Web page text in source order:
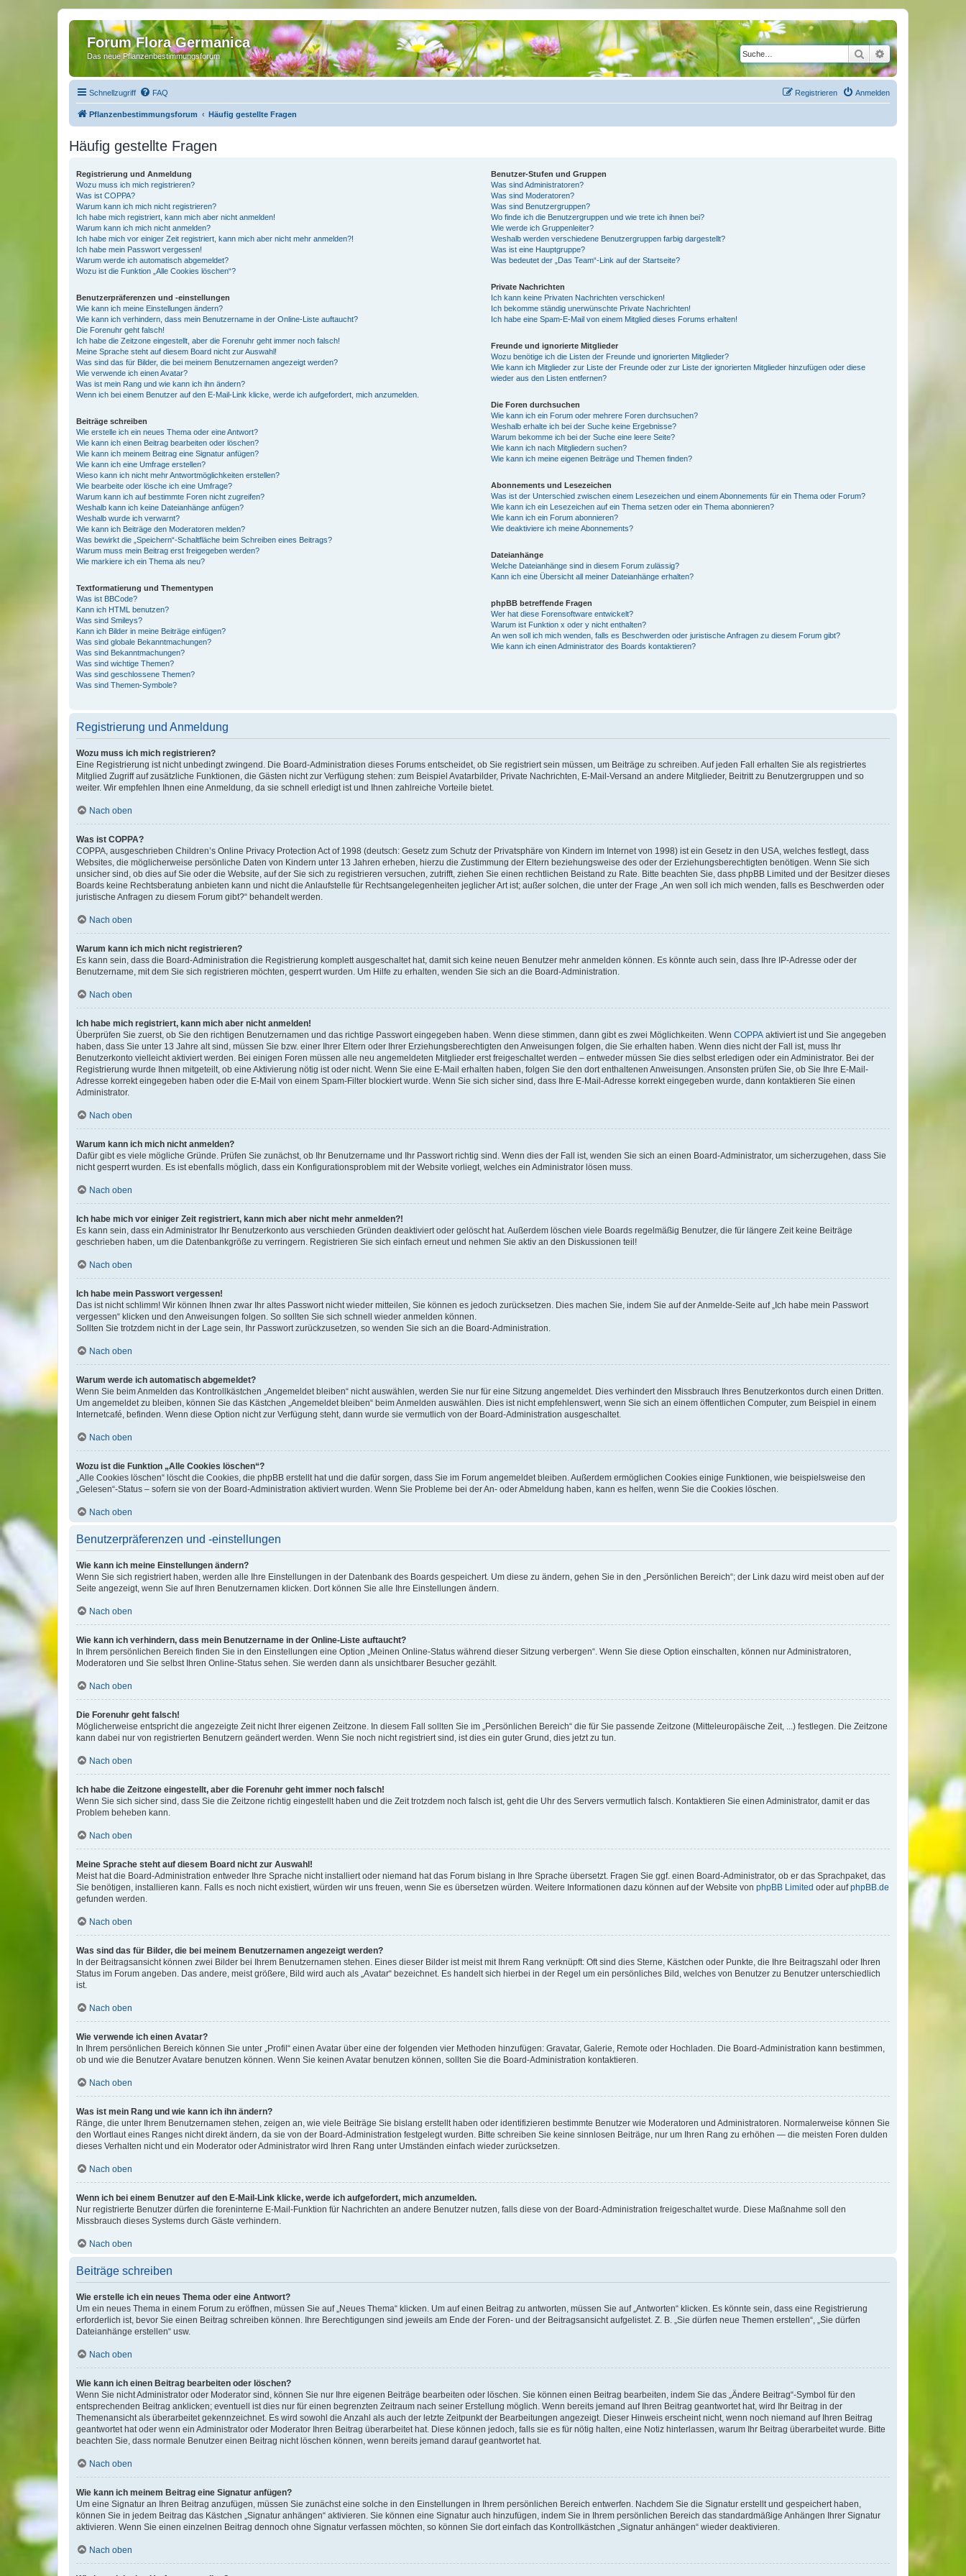
Forum Flora Germanica
Das neue Pflanzenbestimmungsforum SucheErweiterte Suche
Schnellzugriff FAQ Anmelden
Registrieren
Pflanzenbestimmungsforum Häufig gestellte Fragen
Häufig gestellte Fragen
Registrierung und Anmeldung
Wozu muss ich mich registrieren?
Was ist COPPA?
Warum kann ich mich nicht registrieren?
Ich habe mich registriert, kann mich aber nicht anmelden!
Warum kann ich mich nicht anmelden?
Ich habe mich vor einiger Zeit registriert, kann mich aber nicht mehr anmelden?!
Ich habe mein Passwort vergessen!
Warum werde ich automatisch abgemeldet?
Wozu ist die Funktion „Alle Cookies löschen“?
Benutzerpräferenzen und -einstellungen
Wie kann ich meine Einstellungen ändern?
Wie kann ich verhindern, dass mein Benutzername in der Online-Liste auftaucht?
Die Forenuhr geht falsch!
Ich habe die Zeitzone eingestellt, aber die Forenuhr geht immer noch falsch!
Meine Sprache steht auf diesem Board nicht zur Auswahl!
Was sind das für Bilder, die bei meinem Benutzernamen angezeigt werden?
Wie verwende ich einen Avatar?
Was ist mein Rang und wie kann ich ihn ändern?
Wenn ich bei einem Benutzer auf den E-Mail-Link klicke, werde ich aufgefordert, mich anzumelden.
Beiträge schreiben
Wie erstelle ich ein neues Thema oder eine Antwort?
Wie kann ich einen Beitrag bearbeiten oder löschen?
Wie kann ich meinem Beitrag eine Signatur anfügen?
Wie kann ich eine Umfrage erstellen?
Wieso kann ich nicht mehr Antwortmöglichkeiten erstellen?
Wie bearbeite oder lösche ich eine Umfrage?
Warum kann ich auf bestimmte Foren nicht zugreifen?
Weshalb kann ich keine Dateianhänge anfügen?
Weshalb wurde ich verwarnt?
Wie kann ich Beiträge den Moderatoren melden?
Was bewirkt die „Speichern“-Schaltfläche beim Schreiben eines Beitrags?
Warum muss mein Beitrag erst freigegeben werden?
Wie markiere ich ein Thema als neu?
Textformatierung und Thementypen
Was ist BBCode?
Kann ich HTML benutzen?
Was sind Smileys?
Kann ich Bilder in meine Beiträge einfügen?
Was sind globale Bekanntmachungen?
Was sind Bekanntmachungen?
Was sind wichtige Themen?
Was sind geschlossene Themen?
Was sind Themen-Symbole?
Benutzer-Stufen und Gruppen
Was sind Administratoren?
Was sind Moderatoren?
Was sind Benutzergruppen?
Wo finde ich die Benutzergruppen und wie trete ich ihnen bei?
Wie werde ich Gruppenleiter?
Weshalb werden verschiedene Benutzergruppen farbig dargestellt?
Was ist eine Hauptgruppe?
Was bedeutet der „Das Team“-Link auf der Startseite?
Private Nachrichten
Ich kann keine Privaten Nachrichten verschicken!
Ich bekomme ständig unerwünschte Private Nachrichten!
Ich habe eine Spam-E-Mail von einem Mitglied dieses Forums erhalten!
Freunde und ignorierte Mitglieder
Wozu benötige ich die Listen der Freunde und ignorierten Mitglieder?
Wie kann ich Mitglieder zur Liste der Freunde oder zur Liste der ignorierten Mitglieder hinzufügen oder diese
wieder aus den Listen entfernen?
Die Foren durchsuchen
Wie kann ich ein Forum oder mehrere Foren durchsuchen?
Weshalb erhalte ich bei der Suche keine Ergebnisse?
Warum bekomme ich bei der Suche eine leere Seite?
Wie kann ich nach Mitgliedern suchen?
Wie kann ich meine eigenen Beiträge und Themen finden?
Abonnements und Lesezeichen
Was ist der Unterschied zwischen einem Lesezeichen und einem Abonnements für ein Thema oder Forum?
Wie kann ich ein Lesezeichen auf ein Thema setzen oder ein Thema abonnieren?
Wie kann ich ein Forum abonnieren?
Wie deaktiviere ich meine Abonnements?
Dateianhänge
Welche Dateianhänge sind in diesem Forum zulässig?
Kann ich eine Übersicht all meiner Dateianhänge erhalten?
phpBB betreffende Fragen
Wer hat diese Forensoftware entwickelt?
Warum ist Funktion x oder y nicht enthalten?
An wen soll ich mich wenden, falls es Beschwerden oder juristische Anfragen zu diesem Forum gibt?
Wie kann ich einen Administrator des Boards kontaktieren?
Registrierung und Anmeldung
Wozu muss ich mich registrieren?
Eine Registrierung ist nicht unbedingt zwingend. Die Board-Administration dieses Forums entscheidet, ob Sie registriert sein müssen, um Beiträge zu schreiben. Auf jeden Fall erhalten Sie als registriertes
Mitglied Zugriff auf zusätzliche Funktionen, die Gästen nicht zur Verfügung stehen: zum Beispiel Avatarbilder, Private Nachrichten, E-Mail-Versand an andere Mitglieder, Beitritt zu Benutzergruppen und so
weiter. Wir empfehlen Ihnen eine Anmeldung, da sie schnell erledigt ist und Ihnen zahlreiche Vorteile bietet.
Nach oben
Was ist COPPA?
COPPA, ausgeschrieben Children’s Online Privacy Protection Act of 1998 (deutsch: Gesetz zum Schutz der Privatsphäre von Kindern im Internet von 1998) ist ein Gesetz in den USA, welches festlegt, dass
Websites, die möglicherweise persönliche Daten von Kindern unter 13 Jahren erheben, hierzu die Zustimmung der Eltern beziehungsweise des oder der Erziehungsberechtigten benötigen. Wenn Sie sich
unsicher sind, ob dies auf Sie oder die Website, auf der Sie sich zu registrieren versuchen, zutrifft, ziehen Sie einen rechtlichen Beistand zu Rate. Bitte beachten Sie, dass phpBB Limited und der Besitzer dieses
Boards keine Rechtsberatung anbieten kann und nicht die Anlaufstelle für Rechtsangelegenheiten jeglicher Art ist; außer solchen, die unter der Frage „An wen soll ich mich wenden, falls es Beschwerden oder
juristische Anfragen zu diesem Forum gibt?“ behandelt werden.
Nach oben
Warum kann ich mich nicht registrieren?
Es kann sein, dass die Board-Administration die Registrierung komplett ausgeschaltet hat, damit sich keine neuen Benutzer mehr anmelden können. Es könnte auch sein, dass Ihre IP-Adresse oder der
Benutzername, mit dem Sie sich registrieren möchten, gesperrt wurden. Um Hilfe zu erhalten, wenden Sie sich an die Board-Administration.
Nach oben
Ich habe mich registriert, kann mich aber nicht anmelden!
Überprüfen Sie zuerst, ob Sie den richtigen Benutzernamen und das richtige Passwort eingegeben haben. Wenn diese stimmen, dann gibt es zwei Möglichkeiten. Wenn COPPA aktiviert ist und Sie angegeben
haben, dass Sie unter 13 Jahre alt sind, müssen Sie bzw. einer Ihrer Eltern oder Ihrer Erziehungsberechtigten den Anweisungen folgen, die Sie erhalten haben. Wenn dies nicht der Fall ist, muss Ihr
Benutzerkonto vielleicht aktiviert werden. Bei einigen Foren müssen alle neu angemeldeten Mitglieder erst freigeschaltet werden – entweder müssen Sie dies selbst erledigen oder ein Administrator. Bei der
Registrierung wurde Ihnen mitgeteilt, ob eine Aktivierung nötig ist oder nicht. Wenn Sie eine E-Mail erhalten haben, folgen Sie den dort enthaltenen Anweisungen. Ansonsten prüfen Sie, ob Sie Ihre E-Mail-
Adresse korrekt eingegeben haben oder die E-Mail von einem Spam-Filter blockiert wurde. Wenn Sie sich sicher sind, dass Ihre E-Mail-Adresse korrekt eingegeben wurde, dann kontaktieren Sie einen
Administrator.
Nach oben
Warum kann ich mich nicht anmelden?
Dafür gibt es viele mögliche Gründe. Prüfen Sie zunächst, ob Ihr Benutzername und Ihr Passwort richtig sind. Wenn dies der Fall ist, wenden Sie sich an einen Board-Administrator, um sicherzugehen, dass Sie
nicht gesperrt wurden. Es ist ebenfalls möglich, dass ein Konfigurationsproblem mit der Website vorliegt, welches ein Administrator lösen muss.
Nach oben
Ich habe mich vor einiger Zeit registriert, kann mich aber nicht mehr anmelden?!
Es kann sein, dass ein Administrator Ihr Benutzerkonto aus verschieden Gründen deaktiviert oder gelöscht hat. Außerdem löschen viele Boards regelmäßig Benutzer, die für längere Zeit keine Beiträge
geschrieben haben, um die Datenbankgröße zu verringern. Registrieren Sie sich einfach erneut und nehmen Sie aktiv an den Diskussionen teil!
Nach oben
Ich habe mein Passwort vergessen!
Das ist nicht schlimm! Wir können Ihnen zwar Ihr altes Passwort nicht wieder mitteilen, Sie können es jedoch zurücksetzen. Dies machen Sie, indem Sie auf der Anmelde-Seite auf „Ich habe mein Passwort
vergessen“ klicken und den Anweisungen folgen. So sollten Sie sich schnell wieder anmelden können.
Sollten Sie trotzdem nicht in der Lage sein, Ihr Passwort zurückzusetzen, so wenden Sie sich an die Board-Administration.
Nach oben
Warum werde ich automatisch abgemeldet?
Wenn Sie beim Anmelden das Kontrollkästchen „Angemeldet bleiben“ nicht auswählen, werden Sie nur für eine Sitzung angemeldet. Dies verhindert den Missbrauch Ihres Benutzerkontos durch einen Dritten.
Um angemeldet zu bleiben, können Sie das Kästchen „Angemeldet bleiben“ beim Anmelden auswählen. Dies ist nicht empfehlenswert, wenn Sie sich an einem öffentlichen Computer, zum Beispiel in einem
Internetcafé, befinden. Wenn diese Option nicht zur Verfügung steht, dann wurde sie vermutlich von der Board-Administration ausgeschaltet.
Nach oben
Wozu ist die Funktion „Alle Cookies löschen“?
„Alle Cookies löschen“ löscht die Cookies, die phpBB erstellt hat und die dafür sorgen, dass Sie im Forum angemeldet bleiben. Außerdem ermöglichen Cookies einige Funktionen, wie beispielsweise den
„Gelesen“-Status – sofern sie von der Board-Administration aktiviert wurden. Wenn Sie Probleme bei der An- oder Abmeldung haben, kann es helfen, wenn Sie die Cookies löschen.
Nach oben
Benutzerpräferenzen und -einstellungen
Wie kann ich meine Einstellungen ändern?
Wenn Sie sich registriert haben, werden alle Ihre Einstellungen in der Datenbank des Boards gespeichert. Um diese zu ändern, gehen Sie in den „Persönlichen Bereich“; der Link dazu wird meist oben auf der
Seite angezeigt, wenn Sie auf Ihren Benutzernamen klicken. Dort können Sie alle Ihre Einstellungen ändern.
Nach oben
Wie kann ich verhindern, dass mein Benutzername in der Online-Liste auftaucht?
In Ihrem persönlichen Bereich finden Sie in den Einstellungen eine Option „Meinen Online-Status während dieser Sitzung verbergen“. Wenn Sie diese Option einschalten, können nur Administratoren,
Moderatoren und Sie selbst Ihren Online-Status sehen. Sie werden dann als unsichtbarer Besucher gezählt.
Nach oben
Die Forenuhr geht falsch!
Möglicherweise entspricht die angezeigte Zeit nicht Ihrer eigenen Zeitzone. In diesem Fall sollten Sie im „Persönlichen Bereich“ die für Sie passende Zeitzone (Mitteleuropäische Zeit, ...) festlegen. Die Zeitzone
kann dabei nur von registrierten Benutzern geändert werden. Wenn Sie noch nicht registriert sind, ist dies ein guter Grund, dies jetzt zu tun.
Nach oben
Ich habe die Zeitzone eingestellt, aber die Forenuhr geht immer noch falsch!
Wenn Sie sich sicher sind, dass Sie die Zeitzone richtig eingestellt haben und die Zeit trotzdem noch falsch ist, geht die Uhr des Servers vermutlich falsch. Kontaktieren Sie einen Administrator, damit er das
Problem beheben kann.
Nach oben
Meine Sprache steht auf diesem Board nicht zur Auswahl!
Meist hat die Board-Administration entweder Ihre Sprache nicht installiert oder niemand hat das Forum bislang in Ihre Sprache übersetzt. Fragen Sie ggf. einen Board-Administrator, ob er das Sprachpaket, das
Sie benötigen, installieren kann. Falls es noch nicht existiert, würden wir uns freuen, wenn Sie es übersetzen würden. Weitere Informationen dazu können auf der Website von phpBB Limited oder aufphpBB.de
gefunden werden.
Nach oben
Was sind das für Bilder, die bei meinem Benutzernamen angezeigt werden?
In der Beitragsansicht können zwei Bilder bei Ihrem Benutzernamen stehen. Eines dieser Bilder ist meist mit Ihrem Rang verknüpft: Oft sind dies Sterne, Kästchen oder Punkte, die Ihre Beitragszahl oder Ihren
Status im Forum angeben. Das andere, meist größere, Bild wird auch als „Avatar“ bezeichnet. Es handelt sich hierbei in der Regel um ein persönliches Bild, welches von Benutzer zu Benutzer unterschiedlich
ist.
Nach oben
Wie verwende ich einen Avatar?
In Ihrem persönlichen Bereich können Sie unter „Profil“ einen Avatar über eine der folgenden vier Methoden hinzufügen: Gravatar, Galerie, Remote oder Hochladen. Die Board-Administration kann bestimmen,
ob und wie die Benutzer Avatare benutzen können. Wenn Sie keinen Avatar benutzen können, sollten Sie die Board-Administration kontaktieren.
Nach oben
Was ist mein Rang und wie kann ich ihn ändern?
Ränge, die unter Ihrem Benutzernamen stehen, zeigen an, wie viele Beiträge Sie bislang erstellt haben oder identifizieren bestimmte Benutzer wie Moderatoren und Administratoren. Normalerweise können Sie
den Wortlaut eines Ranges nicht direkt ändern, da sie von der Board-Administration festgelegt wurden. Bitte schreiben Sie keine sinnlosen Beiträge, nur um Ihren Rang zu erhöhen — die meisten Foren dulden
dieses Verhalten nicht und ein Moderator oder Administrator wird Ihren Rang unter Umständen einfach wieder zurücksetzen.
Nach oben
Wenn ich bei einem Benutzer auf den E-Mail-Link klicke, werde ich aufgefordert, mich anzumelden.
Nur registrierte Benutzer dürfen die foreninterne E-Mail-Funktion für Nachrichten an andere Benutzer nutzen, falls diese von der Board-Administration freigeschaltet wurde. Diese Maßnahme soll den
Missbrauch dieses Systems durch Gäste verhindern.
Nach oben
Beiträge schreiben
Wie erstelle ich ein neues Thema oder eine Antwort?
Um ein neues Thema in einem Forum zu eröffnen, müssen Sie auf „Neues Thema“ klicken. Um auf einen Beitrag zu antworten, müssen Sie auf „Antworten“ klicken. Es könnte sein, dass eine Registrierung
erforderlich ist, bevor Sie einen Beitrag schreiben können. Ihre Berechtigungen sind jeweils am Ende der Foren- und der Beitragsansicht aufgelistet. Z. B. „Sie dürfen neue Themen erstellen“, „Sie dürfen
Dateianhänge erstellen“ usw.
Nach oben
Wie kann ich einen Beitrag bearbeiten oder löschen?
Wenn Sie nicht Administrator oder Moderator sind, können Sie nur Ihre eigenen Beiträge bearbeiten oder löschen. Sie können einen Beitrag bearbeiten, indem Sie das „Ändere Beitrag“-Symbol für den
entsprechenden Beitrag anklicken; eventuell ist dies nur für einen begrenzten Zeitraum nach seiner Erstellung möglich. Wenn bereits jemand auf Ihren Beitrag geantwortet hat, wird Ihr Beitrag in der
Themenansicht als überarbeitet gekennzeichnet. Es wird sowohl die Anzahl als auch der letzte Zeitpunkt der Bearbeitungen angezeigt. Dieser Hinweis erscheint nicht, wenn noch niemand auf Ihren Beitrag
geantwortet hat oder wenn ein Administrator oder Moderator Ihren Beitrag überarbeitet hat. Diese können jedoch, falls sie es für nötig halten, eine Notiz hinterlassen, warum Ihr Beitrag überarbeitet wurde. Bitte
beachten Sie, dass normale Benutzer einen Beitrag nicht löschen können, wenn bereits jemand darauf geantwortet hat.
Nach oben
Wie kann ich meinem Beitrag eine Signatur anfügen?
Um eine Signatur an Ihren Beitrag anzufügen, müssen Sie zunächst eine solche in den Einstellungen in Ihrem persönlichen Bereich entwerfen. Nachdem Sie die Signatur erstellt und gespeichert haben,
können Sie in jedem Beitrag das Kästchen „Signatur anhängen“ aktivieren. Sie können eine Signatur auch hinzufügen, indem Sie in Ihrem persönlichen Bereich das standardmäßige Anhängen Ihrer Signatur
aktivieren. Wenn Sie einen einzelnen Beitrag dennoch ohne Signatur verfassen möchten, so können Sie dort einfach das Kontrollkästchen „Signatur anhängen“ wieder deaktivieren.
Nach oben